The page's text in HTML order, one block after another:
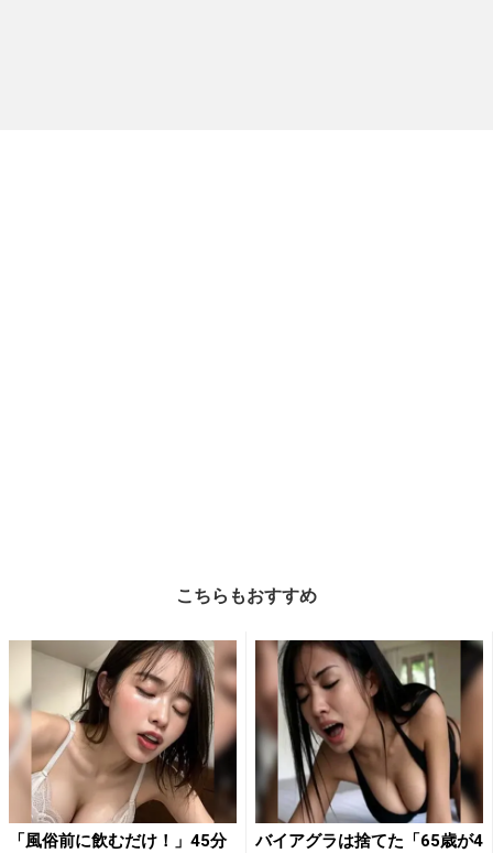
こちらもおすすめ
「風俗前に飲むだけ！」45分
バイアグラは捨てた「65歳が4